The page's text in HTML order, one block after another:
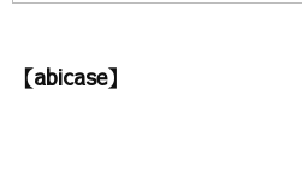
リ【abicase】